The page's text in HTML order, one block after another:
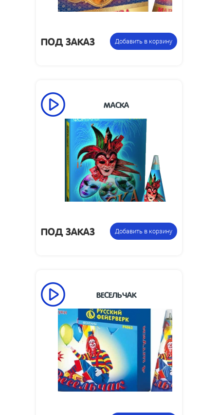
Вес упаковки, кг:
0.56
фасовку:
пиротехнический)
ПОД ЗАКАЗ Добавить в корзину
МАСКА
Время работы, сек:
40
Высота пламени, м:
2
Размеры упаковки,
103 x 50
Цена указана за
фасовку:
Упаковка из 6
фонтанов
ПОД ЗАКАЗ Добавить в корзину
ВЕСЕЛЬЧАК